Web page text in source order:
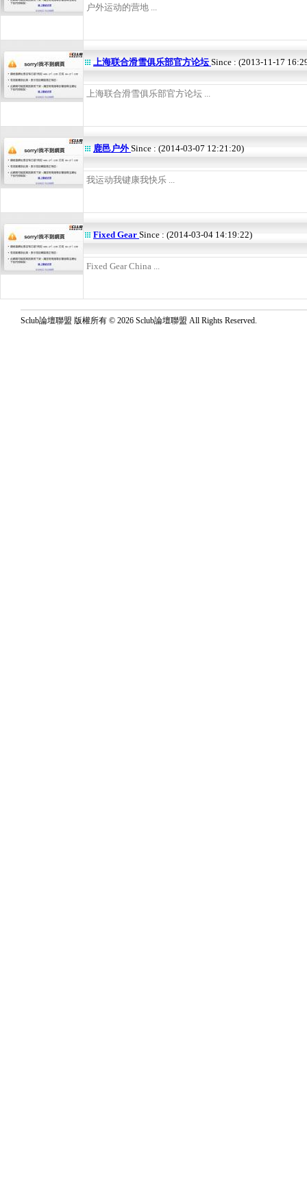
户外运动的营地 ...
上海联合滑雪俱乐部官方论坛Since : (2013-11-17
上海联合滑雪俱乐部官方论坛 ...
鹿邑户外Since : (2014-03-07 12:21:20)
我运动我键康我快乐 ...
Fixed Gear Since : (2014-03-04 14:19:22)
Fixed Gear China ...
Sclub論壇聯盟 版權所有 © 2026 Sclub論壇聯盟 All Rights Reserved.